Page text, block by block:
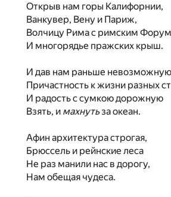
Открыв нам горы Калифорнии,
Ванкувер, Вену и Париж,
Волчицу Рима с римским
И многорядье пражских крыш.
И дав нам раньше невозможную
Причастность к жизни разных
И радость с сумкою дорожную
Взять, и махнутьза океан.
Афин архитектура строгая,
Брюссель и рейнские леса
Не раз манили нас в дорогу,
Нам обещая чудеса.